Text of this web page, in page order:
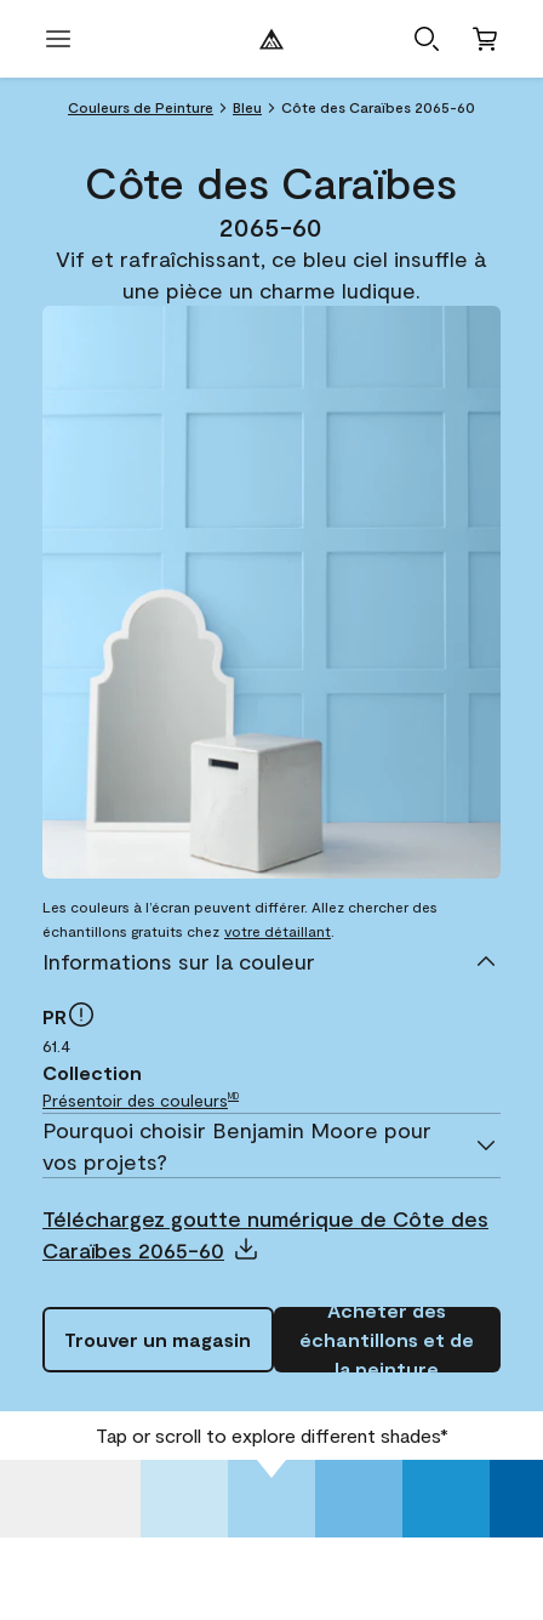
Couleurs de Peinture Bleu Côte des Caraïbes 2065-60
Côte des Caraïbes
2065-60
Vif et rafraîchissant, ce bleu ciel insuffle à
une pièce un charme ludique.
Les couleurs à l’écran peuvent différer. Allez chercher des
échantillons gratuits chez votre détaillant
Informations sur la couleur
PR
61.4
Collection
Présentoir des couleursMD
Pourquoi choisir Benjamin Moore pour
vos projets?
Téléchargez goutte numérique de Côte des
Caraïbes 2065-60
Trouver un magasin
Acheter des
échantillons et de
la peinture
Tap or scroll to explore different shades*